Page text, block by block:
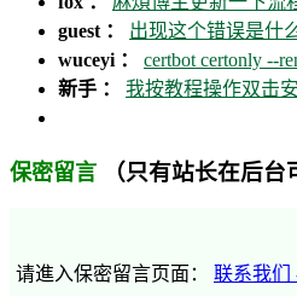
guest ： 出现这个错误是什
wuceyi ： certbot certonly --
新手 ： 我按教程操作双击
保密留言 （只有站长在后台
请進入保密留言页面： 联系我们